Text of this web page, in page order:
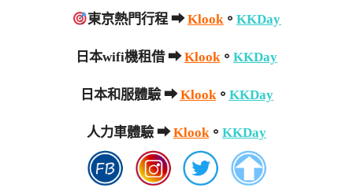
東京熱門行程 ➡Klook。KKDay
日本wifi機租借➡ Klook。 KKDay
日本和服體驗➡ Klook。 KKDay
人力車體驗➡ Klook 。 KKDay